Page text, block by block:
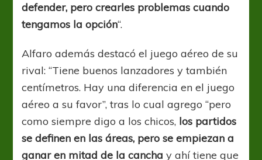
defender, pero crearles problemas cuando
tengamos la opción“.
Alfaro además destacó el juego aéreo de su
rival: “Tiene buenos lanzadores y también
centímetros. Hay una diferencia en el juego
aéreo a su favor”, tras lo cual agrego “pero
como siempre digo a los chicos, los partidos
se definen en las áreas, pero se empiezan a
ganar en mitad de la cancha y ahí tiene que